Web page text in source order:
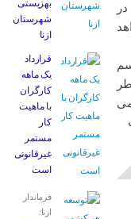
بهزیستی
شهرستان
ازنا
قرارداد
یک ماهه
کارگران
با ماهیت
کار
مستمر
غیرقانونی
است
فرماندار
ازنا: